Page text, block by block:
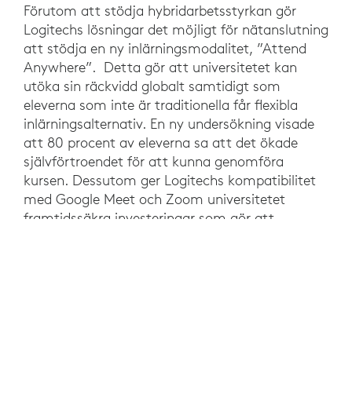
Förutom att stödja hybridarbetsstyrkan gör
Logitechs lösningar det möjligt för nätanslutning
att stödja en ny inlärningsmodalitet, ”Attend
Anywhere”. Detta gör att universitetet kan
utöka sin räckvidd globalt samtidigt som
eleverna som inte är traditionella får flexibla
inlärningsalternativ. En ny undersökning visade
att 80 procent av eleverna sa att det ökade
självförtroendet för att kunna genomföra
kursen. Dessutom ger Logitechs kompatibilitet
med Google Meet och Zoom universitetet
framtidssäkra investeringar som gör att